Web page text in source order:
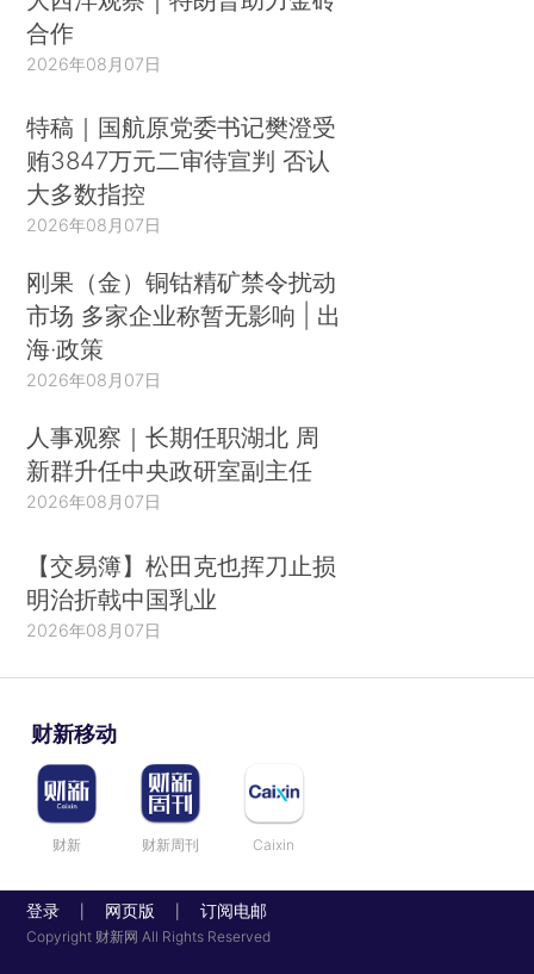
合作
2026年08月07日
特稿｜国航原党委书记樊澄受
贿3847万元二审待宣判 否认
大多数指控
2026年08月07日
刚果（金）铜钴精矿禁令扰动
市场 多家企业称暂无影响 | 出
海·政策
2026年08月07日
人事观察｜长期任职湖北 周
新群升任中央政研室副主任
2026年08月07日
【交易簿】松田克也挥刀止损
明治折戟中国乳业
2026年08月07日
财新移动
财新 财新周刊 Caixin
登录 网页版 订阅电邮
Copyright 财新网 All Rights Reserved